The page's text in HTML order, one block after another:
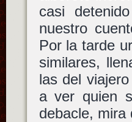
casi
nuestro
Por la tarde
similares,
las del
a ver quien
debacle, mira